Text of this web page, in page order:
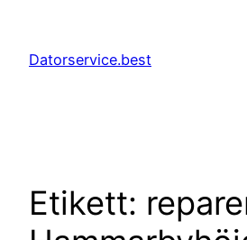
innehåll
Datorservice.best
Etikett: